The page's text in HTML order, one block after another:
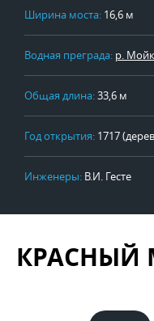
Ширина моста: 16,6 м
Водная преграда: р.
Общая длина:33,6 м
Год открытия: 1717
Инженеры: В.И. Гесте
КРАСНЫЙ